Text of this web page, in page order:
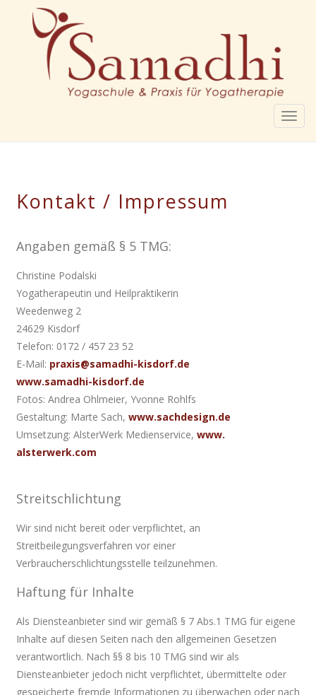
Kontakt / Impressum
Angaben gemäß § 5 TMG:
Christine Podalski
Yogatherapeutin und Heilpraktikerin
Weedenweg 2
24629 Kisdorf
Telefon: 0172 / 457 23 52
E-Mail: praxis@samadhi-kisdorf.de
www.samadhi-kisdorf.de
Fotos: Andrea Ohlmeier, Yvonne Rohlfs
Gestaltung: Marte Sach,www.sachdesign.de
Umsetzung: AlsterWerk Medienservice,www.
alsterwerk.com
Streitschlichtung
Wir sind nicht bereit oder verpflichtet, an
Streitbeilegungsverfahren vor einer
Verbraucherschlichtungsstelle teilzunehmen.
Haftung für Inhalte
Als Diensteanbieter sind wir gemäß § 7 Abs.1 TMG für eigene
Inhalte auf diesen Seiten nach den allgemeinen Gesetzen
verantwortlich. Nach §§ 8 bis 10 TMG sind wir als
Diensteanbieter jedoch nicht verpflichtet, übermittelte oder
gespeicherte fremde Informationen zu überwachen oder nach